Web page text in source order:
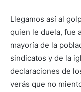
Llegamos así al
quien le duela, fue
mayoría de la
sindicatos y de la
declaraciones de
verás que no